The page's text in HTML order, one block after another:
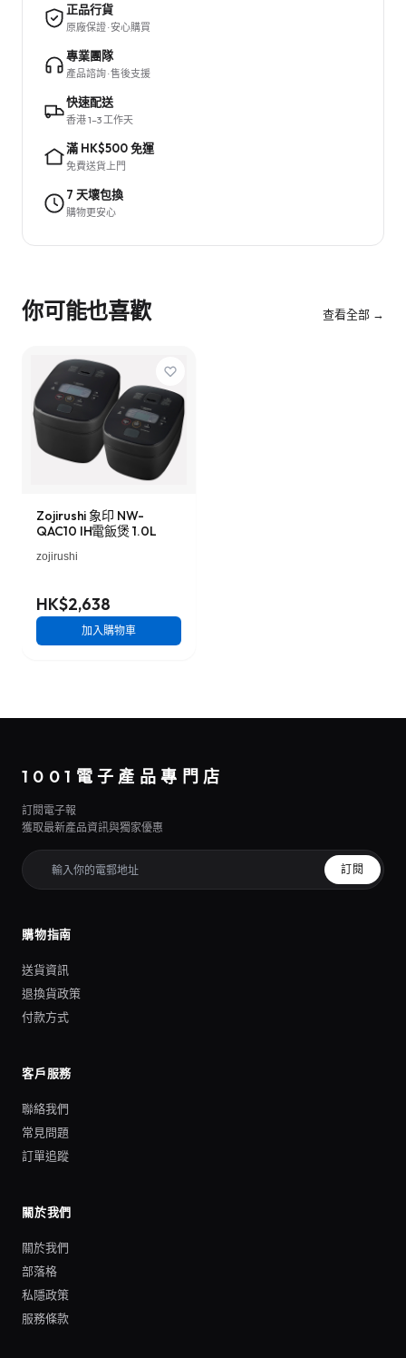
正品行貨
原廠保證 · 安心購買
專業團隊
產品諮詢 · 售後支援
快速配送
香港 1–3 工作天
滿 HK$500 免運
免費送貨上門
7 天壞包換
購物更安心
你可能也喜歡 查看全部 →
Zojirushi 象印 NW-
QAC10 IH電飯煲 1.0L
zojirushi
HK$2,638
加入購物車
1001電子產品專門店
訂閱電子報
獲取最新產品資訊與獨家優惠
訂閱
購物指南
送貨資訊
退換貨政策
付款方式
客戶服務
聯絡我們
常見問題
訂單追蹤
關於我們
關於我們
部落格
私隱政策
服務條款